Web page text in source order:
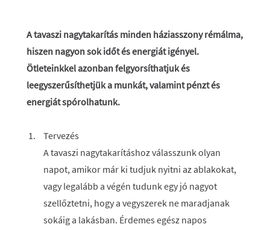
A tavaszi nagytakarítás minden háziasszony rémálma,
hiszen nagyon sok időt és energiát igényel.
Ötleteinkkel azonban felgyorsíthatjuk és
leegyszerűsíthetjük a munkát, valamint pénzt és
energiát spórolhatunk.
Tervezés
A tavaszi nagytakarításhoz válasszunk olyan
napot, amikor már ki tudjuk nyitni az ablakokat,
vagy legalább a végén tudunk egy jó nagyot
szellőztetni, hogy a vegyszerek ne maradjanak
sokáig a lakásban. Érdemes egész napos